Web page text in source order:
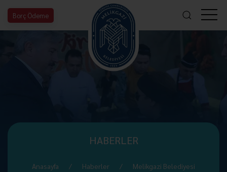
Borç Ödeme
HABERLER
Anasayfa Haberler
Melikgazi Belediyesi